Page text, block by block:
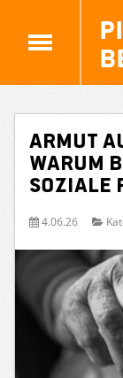
Armut
Warum
soziale
4.06.26